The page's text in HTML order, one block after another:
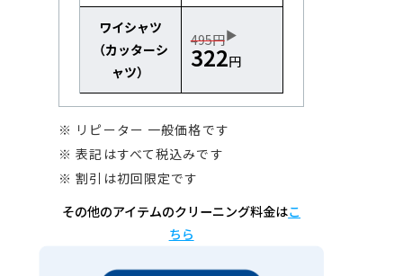
ワイシャツ
（カッターシ
ャツ）
495円
322円
※ リピーター 一般価格です
※ 表記はすべて税込みです
※ 割引は初回限定です
その他のアイテムのクリーニング料金はこ
ちら